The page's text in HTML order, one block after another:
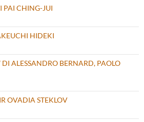
PAI CHING-JUI
HIDEKI
DI ALESSANDRO BERNARD, PAOLO
OVADIA STEKLOV